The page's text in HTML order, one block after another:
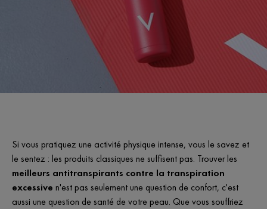
Si vous pratiquez une activité physique intense, vous le savez et
le sentez : les produits classiques ne suffisent pas. Trouver les
meilleurs antitranspirants contre la transpiration
excessive n'est pas seulement une question de confort, c'est
aussi une question de santé de votre peau. Que vous souffriez